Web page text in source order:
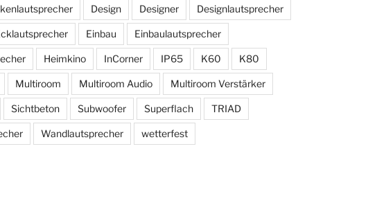
Design Designer Designlautsprecher
Einbau Einbaulautsprecher
Heimkino InCorner IP65 K60 K80
Multiroom Multiroom Audio Multiroom Verstärker
Sichtbeton Subwoofer Superflach TRIAD
Wandlautsprecher wetterfest